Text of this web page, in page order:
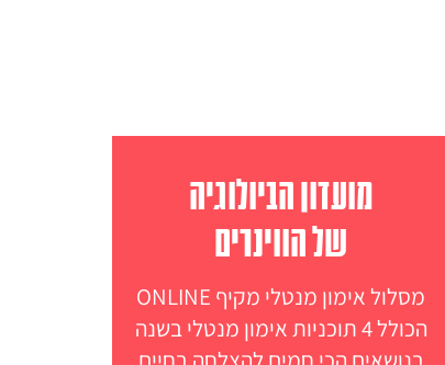
מועדון הביולוגיה
של הווינרים
מסלול אימון מנטלי מקיף ONLINE
הכולל 4 תוכניות אימון מנטלי בשנה